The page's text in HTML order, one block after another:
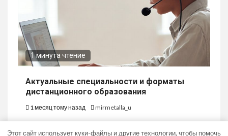
1 минута чтение
Актуальные специальности и форматы
дистанционного образования
1 месяц тому назад mirmetalla_u
Этот сайт использует куки-файлы и другие технологии, чтобы помочь